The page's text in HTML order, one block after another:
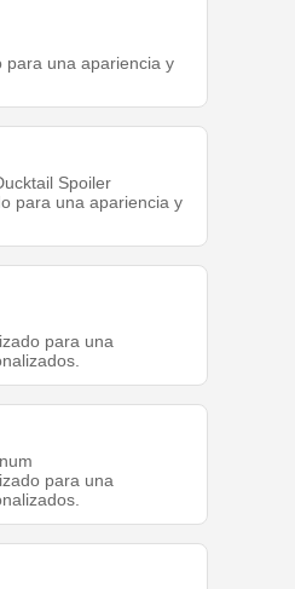
para una apariencia y
Spoiler
para una apariencia y
para una
para una